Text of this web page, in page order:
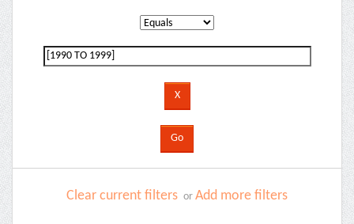
Clear current filters or Add more filters